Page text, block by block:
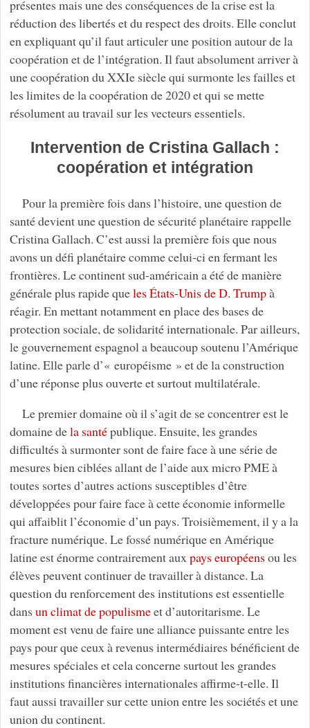
présentes mais une des conséquences de la crise est la
réduction des libertés et du respect des droits. Elle conclut
en expliquant qu’il faut articuler une position autour de la
coopération et de l’intégration. Il faut absolument arriver à
une coopération du XXIe siècle qui surmonte les failles et
les limites de la coopération de 2020 et qui se mette
résolument au travail sur les vecteurs essentiels.
Intervention de Cristina Gallach :
coopération et intégration
Pour la première fois dans l’histoire, une question de
santé devient une question de sécurité planétaire rappelle
Cristina Gallach. C’est aussi la première fois que nous
avons un défi planétaire comme celui-ci en fermant les
frontières. Le continent sud-américain a été de manière
générale plus rapide queles États-Unis de D. Trumpà
réagir. En mettant notamment en place des bases de
protection sociale, de solidarité internationale. Par ailleurs,
le gouvernement espagnol a beaucoup soutenu l’Amérique
latine. Elle parle d’« européisme » et de la construction
d’une réponse plus ouverte et surtout multilatérale.
Le premier domaine où il s’agit de se concentrer est le
domaine dela santépublique. Ensuite, les grandes
difficultés à surmonter sont de faire face à une série de
mesures bien ciblées allant de l’aide aux micro PME à
toutes sortes d’autres actions susceptibles d’être
développées pour faire face à cette économie informelle
qui affaiblit l’économie d’un pays. Troisièmement, il y a la
fracture numérique. Le fossé numérique en Amérique
latine est énorme contrairement auxpays européensou les
élèves peuvent continuer de travailler à distance. La
question du renforcement des institutions est essentielle
dans un climat de populismeet d’autoritarisme. Le
moment est venu de faire une alliance puissante entre les
pays pour que ceux à revenus intermédiaires bénéficient de
mesures spéciales et cela concerne surtout les grandes
institutions financières internationales affirme-t-elle. Il
faut aussi travailler sur cette union entre les sociétés et une
union du continent.